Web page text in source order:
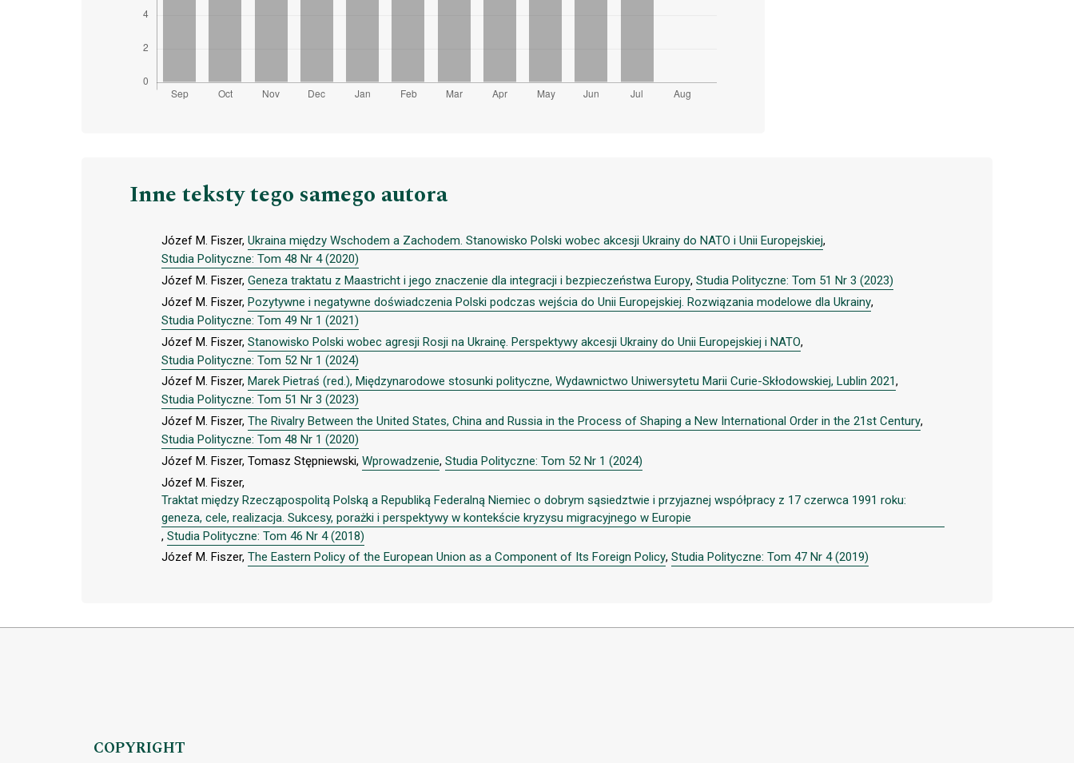
Inne teksty tego samego autora
Józef M. Fiszer, Ukraina między Wschodem a Zachodem. Stanowisko Polski wobec akcesji Ukrainy do NATO i Unii Europejskiej,
Studia Polityczne: Tom 48 Nr 4 (2020)
Józef M. Fiszer, Geneza traktatu z Maastricht i jego znaczenie dla integracji i bezpieczeństwa Europy, Studia Polityczne: Tom 51 Nr 3 (2023)
Józef M. Fiszer, Pozytywne i negatywne doświadczenia Polski podczas wejścia do Unii Europejskiej. Rozwiązania modelowe dla Ukrainy,
Studia Polityczne: Tom 49 Nr 1 (2021)
Józef M. Fiszer, Stanowisko Polski wobec agresji Rosji na Ukrainę. Perspektywy akcesji Ukrainy do Unii Europejskiej i NATO,
Studia Polityczne: Tom 52 Nr 1 (2024)
Józef M. Fiszer, Marek Pietraś (red.), Międzynarodowe stosunki polityczne, Wydawnictwo Uniwersytetu Marii Curie-Skłodowskiej, Lublin 2021,
Studia Polityczne: Tom 51 Nr 3 (2023)
Józef M. Fiszer, The Rivalry Between the United States, China and Russia in the Process of Shaping a New International Order in the 21st Century,
Studia Polityczne: Tom 48 Nr 1 (2020)
Józef M. Fiszer, Tomasz Stępniewski, Wprowadzenie, Studia Polityczne: Tom 52 Nr 1 (2024)
Józef M. Fiszer,
Traktat między Rzecząpospolitą Polską a Republiką Federalną Niemiec o dobrym sąsiedztwie i przyjaznej współpracy z 17 czerwca 1991 roku:
geneza, cele, realizacja. Sukcesy, porażki i perspektywy w kontekście kryzysu migracyjnego w Europie
, Studia Polityczne: Tom 46 Nr 4 (2018)
Józef M. Fiszer, The Eastern Policy of the European Union as a Component of Its Foreign Policy, Studia Polityczne: Tom 47 Nr 4 (2019)
COPYRIGHT